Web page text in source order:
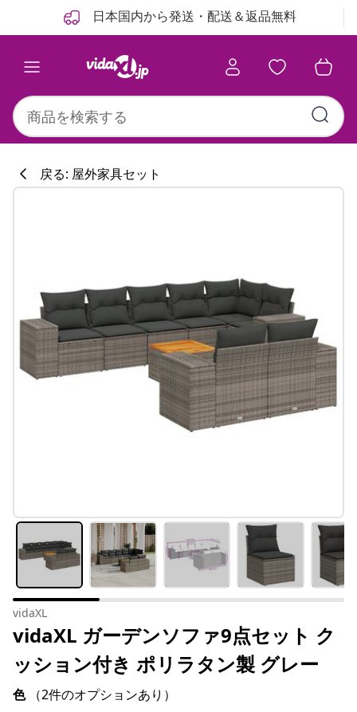
日本国内から発送・配送＆返品無料
戻る: 屋外家具セット
vidaXL
vidaXL ガーデンソファ9点セット ク
ッション付き ポリラタン製 グレー
色 （2件のオプションあり）